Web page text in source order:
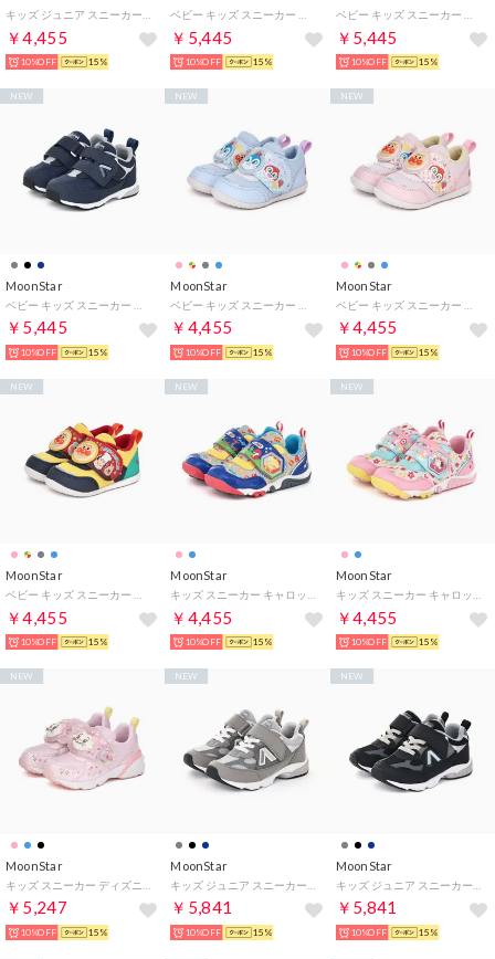
￥4,455
10%OFF 15%
￥5,445
10%OFF 15%
￥5,445
10%OFF 15%
MoonStar
￥5,445
NEW
10%OFF 15%
MoonStar
￥4,455
NEW
10%OFF 15%
MoonStar
￥4,455
NEW
10%OFF 15%
MoonStar
￥4,455
NEW
10%OFF 15%
MoonStar
￥4,455
NEW
10%OFF 15%
MoonStar
￥4,455
NEW
10%OFF 15%
MoonStar
￥5,247
NEW
10%OFF 15%
MoonStar
￥5,841
NEW
10%OFF 15%
MoonStar
￥5,841
NEW
10%OFF 15%